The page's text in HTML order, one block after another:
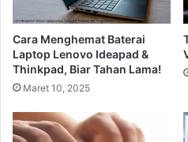
Cara Menghemat Baterai
Laptop Lenovo Ideapad &
Thinkpad, Biar Tahan Lama!
Maret 10, 2025